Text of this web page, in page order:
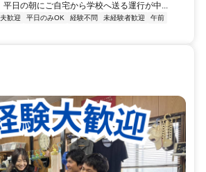
平日の朝にご自宅から学校へ送る運行が中...
歓迎 平日のみOK 経験不問 未経験者歓迎
午前